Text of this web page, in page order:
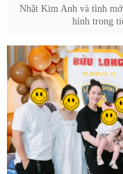
Nhật Kim Anh và tình
hình trong